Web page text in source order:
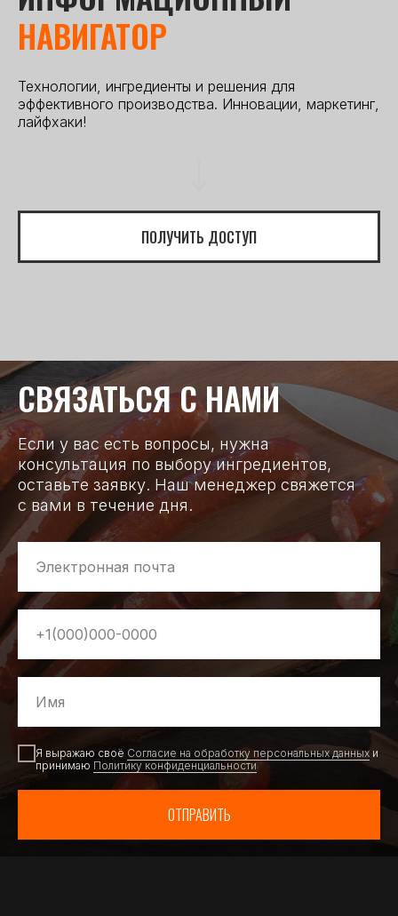
НАВИГАТОР
Технологии, ингредиенты и решения для
эффективного производства. Инновации, маркетинг,
лайфхаки!
ПОЛУЧИТЬ ДОСТУП
СВЯЗАТЬСЯ С НАМИ
Если у вас есть вопросы, нужна
консультация по выбору ингредиентов,
оставьте заявку. Наш менеджер свяжется
с вами в течение дня.
Я выражаю своё Согласие на обработку персональных данных и
принимаю Политику конфиденциальности
ОТПРАВИТЬ